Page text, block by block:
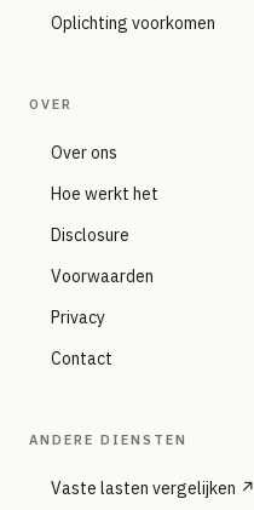
Oplichting voorkomen
OVER
Over ons
Hoe werkt het
Disclosure
Voorwaarden
Privacy
Contact
ANDERE DIENSTEN
Vaste lasten vergelijken ↗